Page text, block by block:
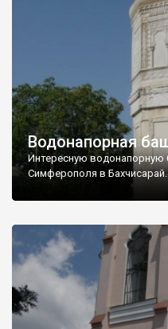
Водонапорная
Интересную водонапорную
Симферополя в Бахчисарай.